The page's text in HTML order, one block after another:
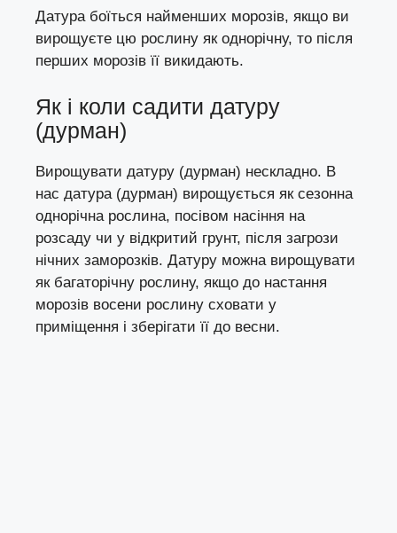
Датура боїться найменших морозів, якщо ви
вирощуєте цю рослину як однорічну, то після
перших морозів її викидають.
Як і коли садити датуру
(дурман)
Вирощувати датуру (дурман) нескладно. В
нас датура (дурман) вирощується як сезонна
однорічна рослина, посівом насіння на
розсаду чи у відкритий грунт, після загрози
нічних заморозків. Датуру можна вирощувати
як багаторічну рослину, якщо до настання
морозів восени рослину сховати у
приміщення і зберігати її до весни.